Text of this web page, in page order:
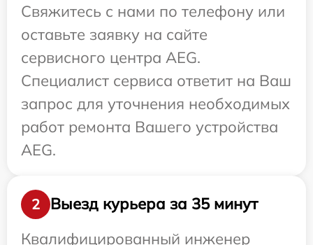
Свяжитесь с нами по телефону или
оставьте заявку на сайте
сервисного центра AEG.
Специалист сервиса ответит на Ваш
запрос для уточнения необходимых
работ ремонта Вашего устройства
AEG.
2
Выезд курьера за 35 минут
Квалифицированный инженер